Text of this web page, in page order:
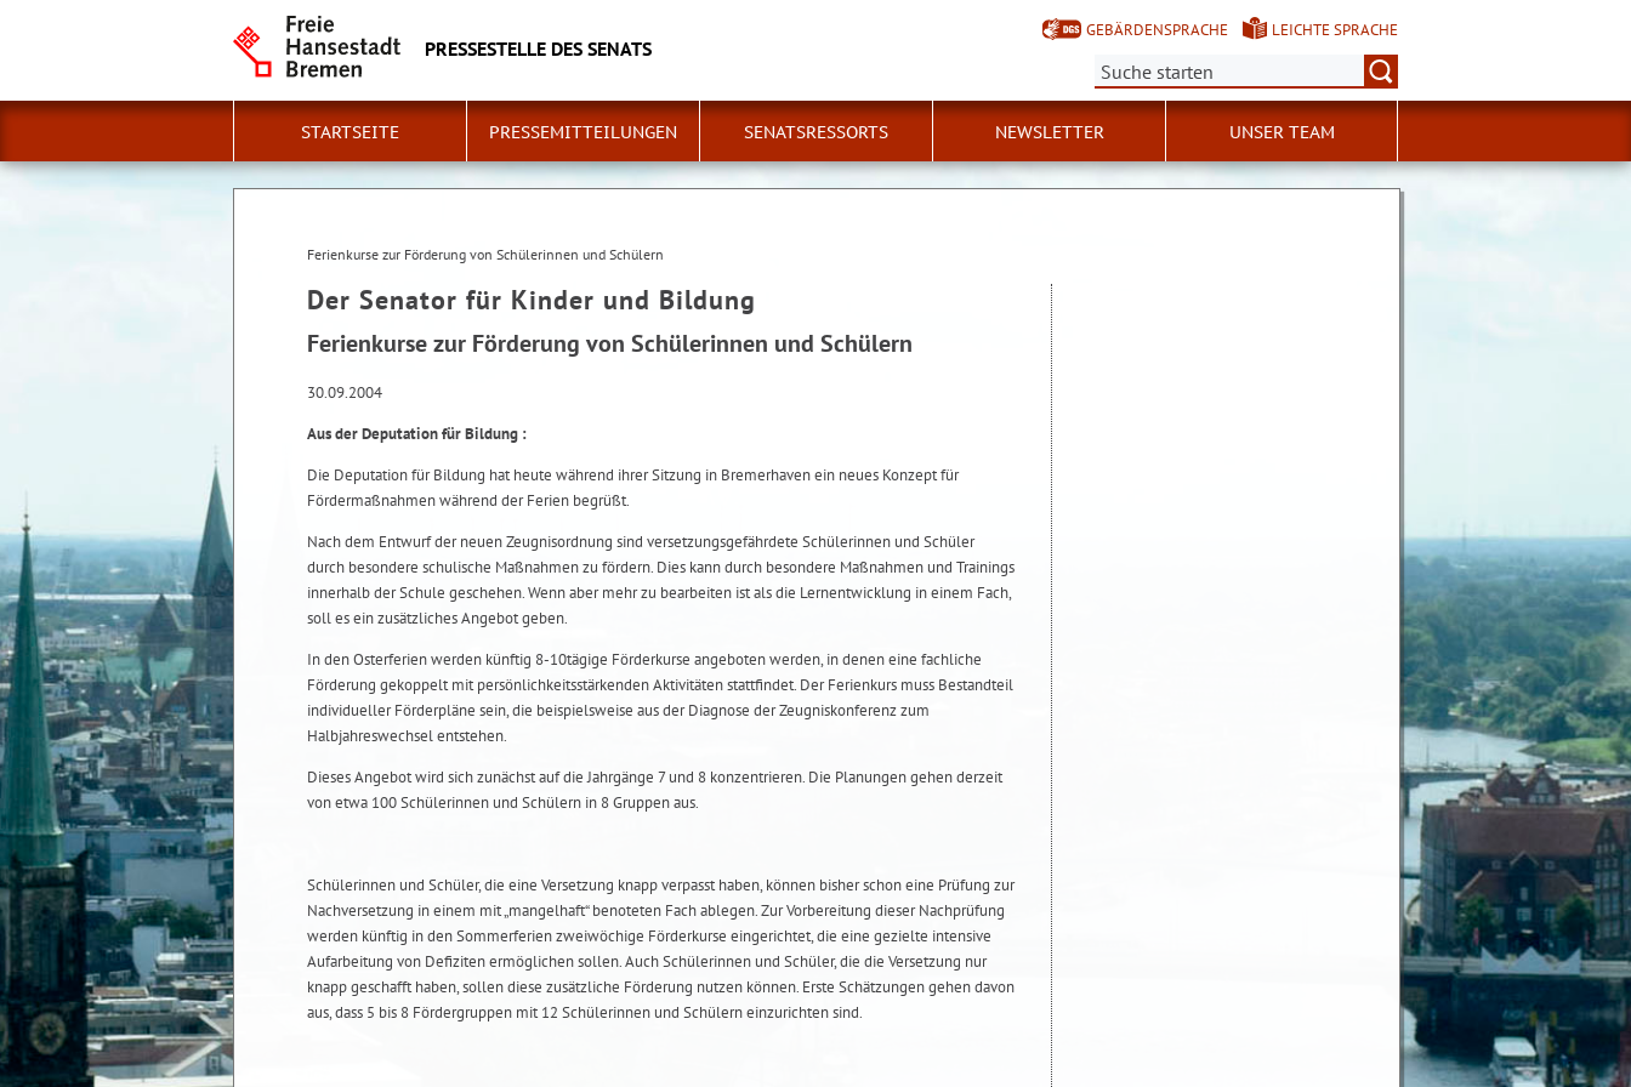
PRESSESTELLE DES SENATS
GEBÄRDENSPRACHE
LEICHTE SPRACHE
Suche:
STARTSEITE PRESSEMITTEILUNGEN SENATSRESSORTS NEWSLETTER UNSER TEAM
Ferienkurse zur Förderung von Schülerinnen und Schülern
Der Senator für Kinder und Bildung
Ferienkurse zur Förderung von Schülerinnen und Schülern
30.09.2004
Aus der Deputation für Bildung :
Die Deputation für Bildung hat heute während ihrer Sitzung in Bremerhaven ein neues Konzept für
Fördermaßnahmen während der Ferien begrüßt.
Nach dem Entwurf der neuen Zeugnisordnung sind versetzungsgefährdete Schülerinnen und Schüler
durch besondere schulische Maßnahmen zu fördern. Dies kann durch besondere Maßnahmen und Trainings
innerhalb der Schule geschehen. Wenn aber mehr zu bearbeiten ist als die Lernentwicklung in einem Fach,
soll es ein zusätzliches Angebot geben.
In den Osterferien werden künftig 8-10tägige Förderkurse angeboten werden, in denen eine fachliche
Förderung gekoppelt mit persönlichkeitsstärkenden Aktivitäten stattfindet. Der Ferienkurs muss Bestandteil
individueller Förderpläne sein, die beispielsweise aus der Diagnose der Zeugniskonferenz zum
Halbjahreswechsel entstehen.
Dieses Angebot wird sich zunächst auf die Jahrgänge 7 und 8 konzentrieren. Die Planungen gehen derzeit
von etwa 100 Schülerinnen und Schülern in 8 Gruppen aus.
Schülerinnen und Schüler, die eine Versetzung knapp verpasst haben, können bisher schon eine Prüfung zur
Nachversetzung in einem mit „mangelhaft“ benoteten Fach ablegen. Zur Vorbereitung dieser Nachprüfung
werden künftig in den Sommerferien zweiwöchige Förderkurse eingerichtet, die eine gezielte intensive
Aufarbeitung von Defiziten ermöglichen sollen. Auch Schülerinnen und Schüler, die die Versetzung nur
knapp geschafft haben, sollen diese zusätzliche Förderung nutzen können. Erste Schätzungen gehen davon
aus, dass 5 bis 8 Fördergruppen mit 12 Schülerinnen und Schülern einzurichten sind.